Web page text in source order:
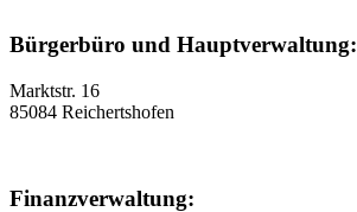
Bürgerbüro und Hauptverwaltung:
Marktstr. 16
85084 Reichertshofen
Finanzverwaltung: